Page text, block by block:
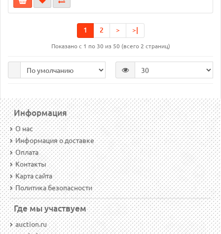
1 2 > >|
Показано с 1 по 30 из 50 (всего 2 страниц)
Информация
О нас
Информация о доставке
Оплата
Контакты
Карта сайта
Политика безопасности
Где мы участвуем
auction.ru